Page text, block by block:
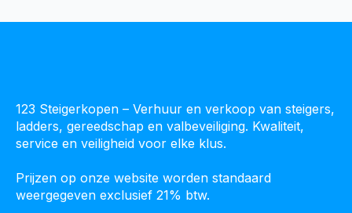
123 Steigerkopen – Verhuur en verkoop van steigers,
ladders, gereedschap en valbeveiliging. Kwaliteit,
service en veiligheid voor elke klus.
Prijzen op onze website worden standaard
weergegeven exclusief 21% btw.